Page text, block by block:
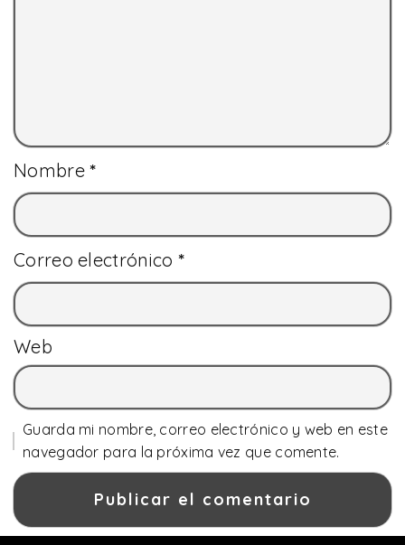
Nombre*
Correo electrónico *
Web
Guarda mi nombre, correo electrónico y web en este
navegador para la próxima vez que comente.